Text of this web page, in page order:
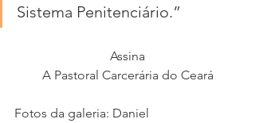
Sistema Penitenciário.”
Assina
A Pastoral Carcerária do Ceará
Fotos da galeria: Daniel